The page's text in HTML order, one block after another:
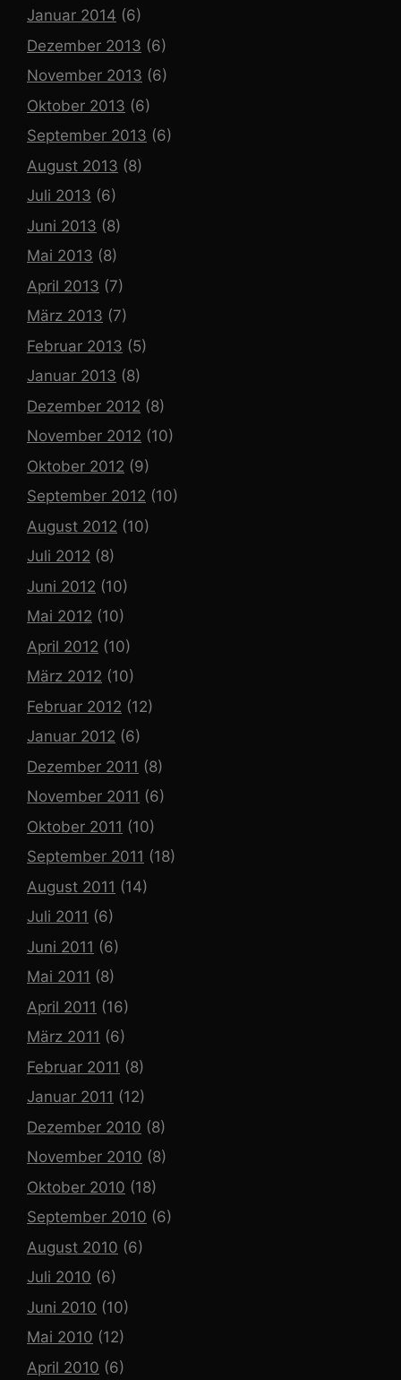
Januar 2014 (6)
Dezember 2013 (6)
November 2013 (6)
Oktober 2013 (6)
September 2013 (6)
August 2013 (8)
Juli 2013 (6)
Juni 2013 (8)
Mai 2013 (8)
April 2013 (7)
März 2013 (7)
Februar 2013 (5)
Januar 2013 (8)
Dezember 2012 (8)
November 2012 (10)
Oktober 2012 (9)
September 2012 (10)
August 2012 (10)
Juli 2012 (8)
Juni 2012 (10)
Mai 2012 (10)
April 2012 (10)
März 2012 (10)
Februar 2012 (12)
Januar 2012 (6)
Dezember 2011 (8)
November 2011 (6)
Oktober 2011 (10)
September 2011 (18)
August 2011 (14)
Juli 2011 (6)
Juni 2011 (6)
Mai 2011 (8)
April 2011 (16)
März 2011 (6)
Februar 2011 (8)
Januar 2011 (12)
Dezember 2010 (8)
November 2010 (8)
Oktober 2010 (18)
September 2010 (6)
August 2010 (6)
Juli 2010 (6)
Juni 2010 (10)
Mai 2010 (12)
April 2010 (6)